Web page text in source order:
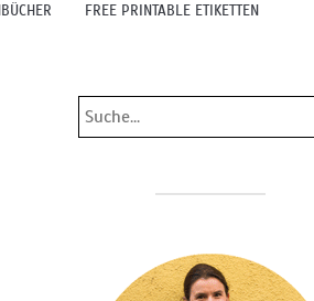
FREE PRINTABLE ETIKETTEN